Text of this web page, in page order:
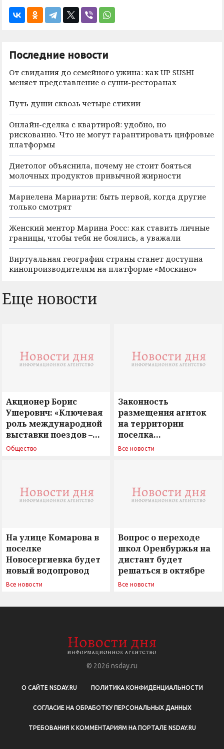
Последние новости
От свидания до семейного ужина: как UP SUSHI
меняет представление о суши-ресторанах
Путь души сквозь четыре стихии
Онлайн-сделка с квартирой: удобно, но
рискованно. Что не могут гарантировать цифровые
платформы
Диетолог объяснила, почему не стоит бояться
молочных продуктов привычной жирности
Мариелена Мариарти: быть первой, когда другие
только смотрят
Женский ментор Марина Росс: как ставить личные
границы, чтобы тебя не боялись, а уважали
Виртуальная география страны станет доступна
кинопроизводителям на платформе «Москино»
Еще новости
Акционер Борис
Ушерович: «Ключевая
роль международной
выставки поездов –
поиск ответов на
Общество
Законность
размещения агиток
на территории
поселка
Новосергиевка
Все новости
На улице Комарова в
поселке
Новосергиевка будет
новый водопровод
Все новости
Вопрос о переходе
школ Оренбуржья на
дистант будет
решаться в октябре
Все новости
© 2026 nsday.ru
О САЙТЕ NSDAY.RU ПОЛИТИКА КОНФИДЕНЦИАЛЬНОСТИ
СОГЛАСИЕ НА ОБРАБОТКУ ПЕРСОНАЛЬНЫХ ДАННЫХ
ТРЕБОВАНИЯ К КОММЕНТАРИЯМ НА ПОРТАЛЕ NSDAY.RU